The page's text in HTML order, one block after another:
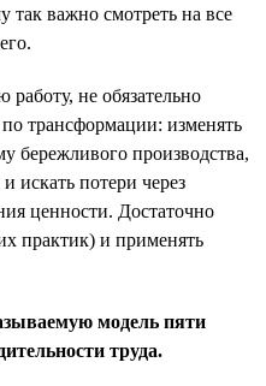
важно смотреть на все
не обязательно
трансформации: изменять
бережливого производства,
искать потери через
ценности. Достаточно
практик) и применять
модель пяти
труда.